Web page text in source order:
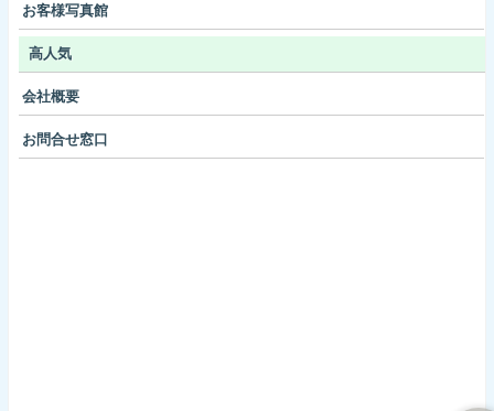
お客様写真館
高人気
会社概要
お問合せ窓口